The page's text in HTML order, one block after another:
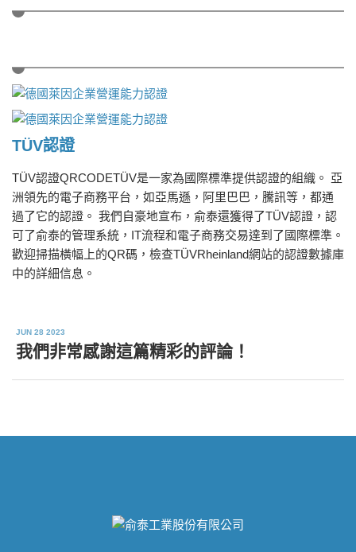
TÜV認證
TÜV認證QRCODETÜV是一家為國際標準提供認證的組織。 亞
洲領先的電子商務平台，如亞馬遜，阿里巴巴，騰訊等，都通
過了它的認證。 我們自豪地宣布，俞泰還獲得了TÜV認證，認
可了俞泰的管理系統，IT流程和電子商務交易達到了國際標準。
歡迎掃描橫幅上的QR碼，檢查TÜVRheinland網站的認證數據庫
中的詳細信息。
JUN 28 2023
我們非常感謝這篇精彩的評論！